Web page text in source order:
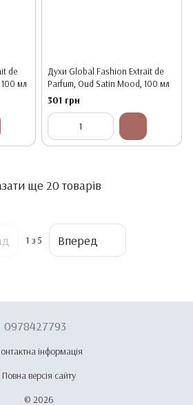
de
мл
Духи Global Fashion Extrait de
Parfum, Oud Satin Mood, 100 мл
301 грн
ще 20 товарів
1 з 5 Вперед
0978427793
інформація
Повна версія сайту
© 2026